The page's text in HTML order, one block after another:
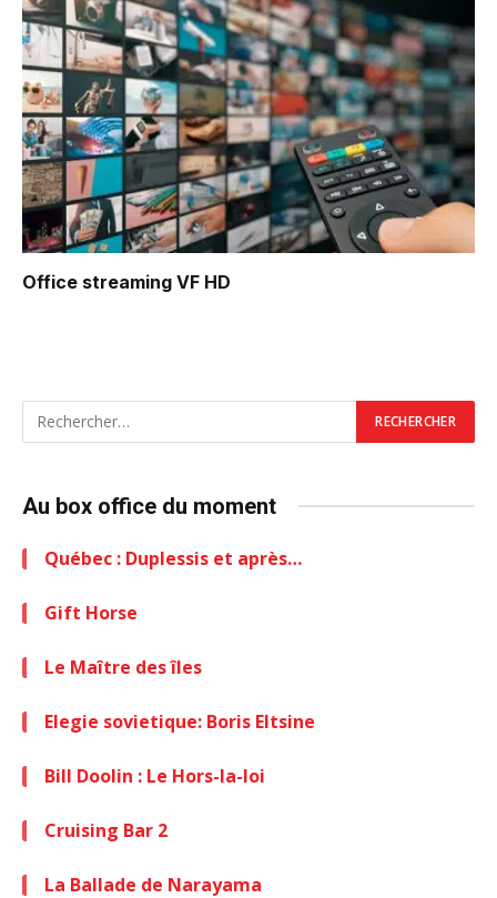
Office streaming VF HD
Au box office du moment
Québec : Duplessis et après…
Gift Horse
Le Maître des îles
Elegie sovietique: Boris Eltsine
Bill Doolin : Le Hors-la-loi
Cruising Bar 2
La Ballade de Narayama